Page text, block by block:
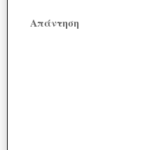
Απάντηση